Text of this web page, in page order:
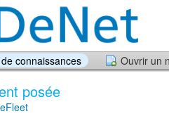
connaissances Ouvrir un
posée